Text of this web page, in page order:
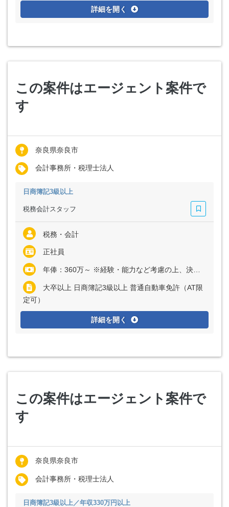
詳細を開く
この案件はエージェント案件で
す
奈良県奈良市
会計事務所・税理士法人
日商簿記3級以上
税務会計スタッフ
税務・会計
正社員
年俸：360万～ ※経験・能力など考慮の上、決定いたします
大卒以上 日商簿記3級以上 普通自動車免許（AT限
定可）
詳細を開く
この案件はエージェント案件で
す
奈良県奈良市
会計事務所・税理士法人
日商簿記3級以上／年収330万円以上